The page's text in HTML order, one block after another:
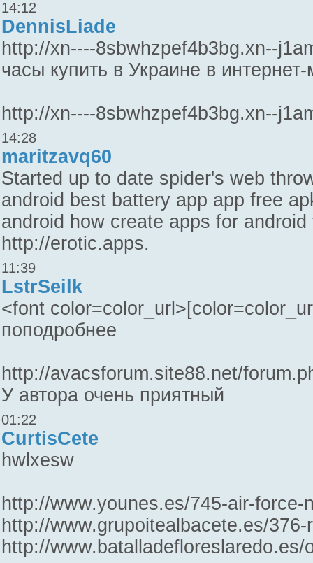
14:12
DennisLiade
http://xn----8sbwhzpef4b3bg.xn--
часы купить в Украине в
http://xn----8sbwhzpef4b3bg.xn--
14:28
maritzavq60
Started up to date spider's web
android best battery app app free
android how create apps for
http://erotic.apps.
11:39
LstrSeilk
<font
поподробнее
http://avacsforum.site88.net/
У автора очень приятный
01:22
CurtisCete
hwlxesw
http://www.younes.es/745-air-force-
http://www.grupoitealbacete.es/
http://